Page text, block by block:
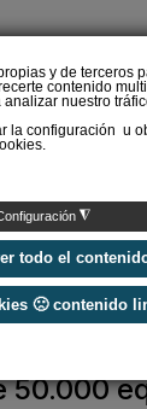
y de terceros
contenido
nuestro
la configuración u
◮
todo el
🙁 contenido
para
f…
50.000